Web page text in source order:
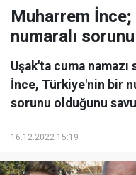
Muharrem
numaralı
Uşak'ta cuma namazı
İnce, Türkiye'nin bir
sorunu olduğunu
16.12.2022 15:19